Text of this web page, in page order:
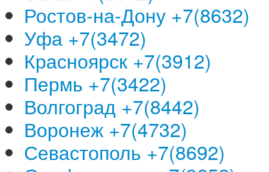
Ростов-на-Дону +7(8632)
Уфа +7(3472)
Красноярск +7(3912)
Пермь +7(3422)
Волгоград +7(8442)
Воронеж +7(4732)
Севастополь +7(8692)